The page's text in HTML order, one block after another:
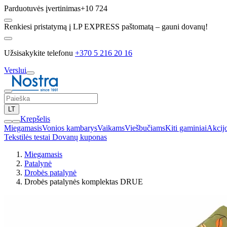
Parduotuvės įvertinimas+10 724
Renkiesi pristatymą į LP EXPRESS paštomatą – gauni dovanų!
Užsisakykite telefonu +370 5 216 20 16
Verslui
LT
Krepšelis
MiegamasisVonios kambarysVaikamsViešbučiamsKiti gaminiai
Tekstilės testai Dovanų kuponas
Miegamasis
Patalynė
Drobės patalynė
Drobės patalynės komplektas DRUE